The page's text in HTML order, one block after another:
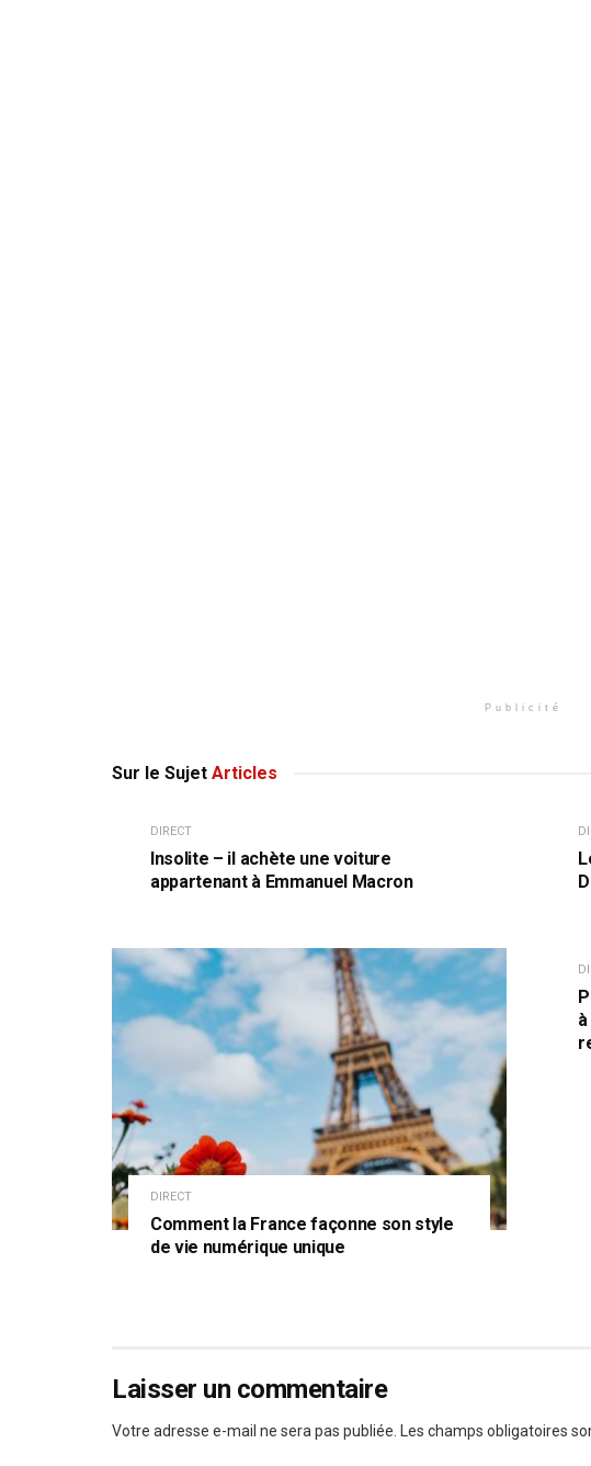
Publicité
Sur le Sujet Articles
DIRECT
Insolite – il achète une voiture
appartenant à Emmanuel Macron
DIRECT
Comment la France façonne son style
de vie numérique unique
Laisser un commentaire
Votre adresse e-mail ne sera pas publiée. Les champs obligatoires